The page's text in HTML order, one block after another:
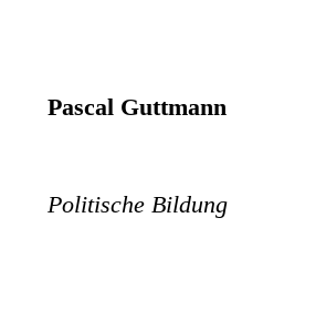
Pascal Guttmann
Politische Bildung